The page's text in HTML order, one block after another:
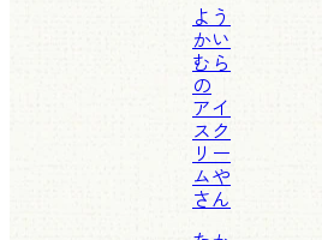
よう
かい
むら
の
アイ
スク
リー
ムや
さん